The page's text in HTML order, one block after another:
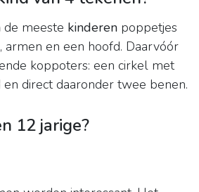
de meeste kinderen poppetjes
armen en een hoofd. Daarvóór
koppoters: een cirkel met
direct daaronder twee benen.
12 jarige?